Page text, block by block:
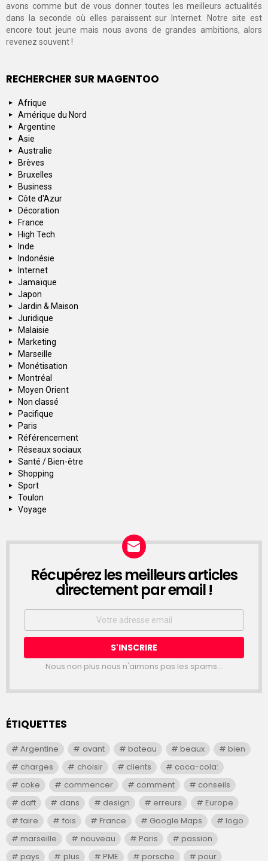
avons comme but de vous donner toutes les meilleurs actualités
dans la seconde où elles paraissent sur Internet. Notre site est
encore tout jeune mais nous avons de grandes ambitions, alors
revenez souvent !
RECHERCHER SUR MAGENTOO
Afrique
Amérique du Nord
Argentine
Asie
Australie
Brèves
Bruxelles
Business
Côte d'Azur
Décoration
France
High Tech
Inde
Indonésie
Internet
Jamaïque
Japon
Jardin & Maison
Juridique
Malaisie
Marketing
Marseille
Monétisation
Montréal
Moyen Orient
Non classé
Pacifique
Paris
Référencement
Réseaux sociaux
Santé / Bien-être
Shopping
Sport
Toulon
Voyage
NEWSLETTER
Récupérez les meilleurs articles
directement par email !
Email
Nous non plus nous n'aimons pas les spams...
ÉTIQUETTES
Argentine avant bateau beaux
bien
charges
choisir clients
coca-cola:
coke
commencer comment
conseils
daft
dans design erreurs
Europe
faire
fois France Google Maps
logo
marseille
nouveau Paris
passion
pays
plus PME porsche pour